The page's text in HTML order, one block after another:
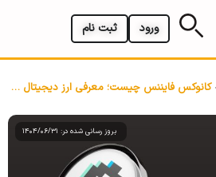
ثبت نام ورود
کانوکس فایننس چیست؛ معرفی ارز دیجیتال کانوکس (CVX)
بروز رسانی شده در: 1404/06/31